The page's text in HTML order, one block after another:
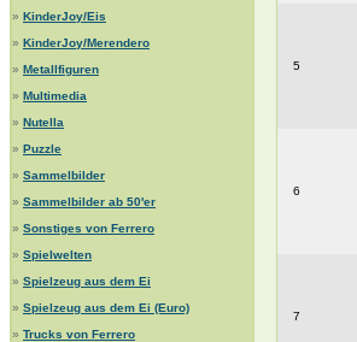
» KinderJoy/Eis
» KinderJoy/Merendero
» Metallfiguren
» Multimedia
» Nutella
» Puzzle
» Sammelbilder
» Sammelbilder ab 50'er
» Sonstiges von Ferrero
» Spielwelten
» Spielzeug aus dem Ei
» Spielzeug aus dem Ei (Euro)
» Trucks von Ferrero
5
6
7